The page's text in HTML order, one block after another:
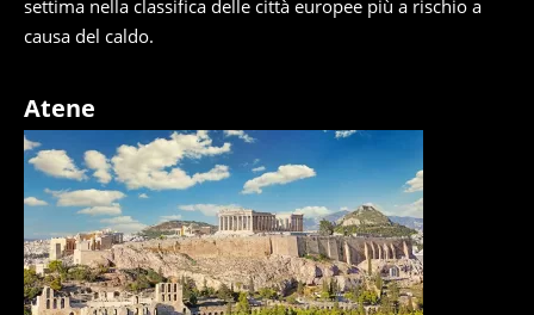
settima nella classifica delle città europee più a rischio a
causa del caldo.
Atene